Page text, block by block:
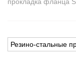
Резино-стальные